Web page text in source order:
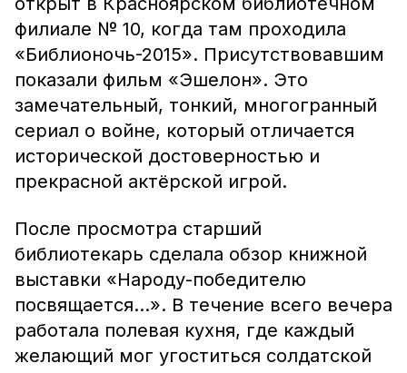
филиале № 10, когда там проходила
«Библионочь-2015». Присутствовавшим
показали фильм «Эшелон». Это
замечательный, тонкий, многогранный
сериал о войне, который отличается
исторической достоверностью и
прекрасной актёрской игрой.
После просмотра старший
библиотекарь сделала обзор книжной
выставки «Народу-победителю
посвящается…». В течение всего вечера
работала полевая кухня, где каждый
желающий мог угоститься солдатской